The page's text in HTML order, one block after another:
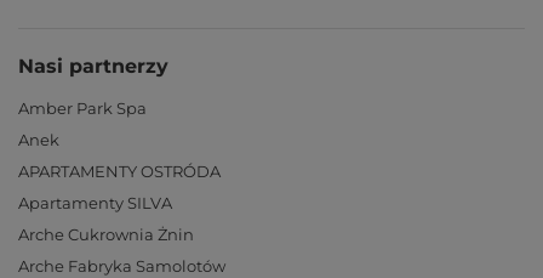
Nasi partnerzy
Amber Park Spa
Anek
APARTAMENTY OSTRÓDA
Apartamenty SILVA
Arche Cukrownia Żnin
Arche Fabryka Samolotów